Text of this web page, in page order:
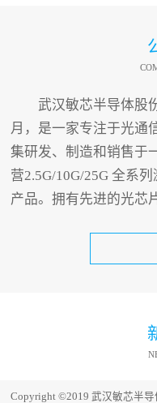
武汉敏芯半导体股
月，是一家专注于光通
集研发、制造和销售于
营2.5G/10G/25G 全系
产品。拥有先进的光芯
Copyright ©2019 武汉敏芯半导